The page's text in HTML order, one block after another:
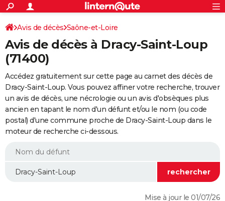
ACTUALITÉS
Politique
Société
Faits Divers
Education
Monde
Villes
+
SPORT
Coupe du monde 2026
Football
Tennis
Cyclisme
Rugby
Forum
FINANCE
Retraite
Impôts
Epargne
Immobilier
Risques naturels par ville
Banque
Assurance
Crédit
AUTO
Essais
Réserver un essai
Citadines
Berlines
SUV
Forum auto
+
HIGH-TECH
Mobiles
Meilleur smartphone
Internet
Ordinateurs
Jeux vidéo
Guide high-tech
+BRICOLAGE
Forum
Aménagement intérieur
Extérieur
Cuisine
Salle de bains
Jardinage
Rangement
WEEK-END
Guides de France
Escapades
Patrimoine
Expositions
Musées
Week-end nature
LIFESTYLE
S'inscrire
Connexion
Avis de décès Saône-et-Loire
Avis de décès à Dracy-Saint-Loup
(71400)
Accédez gratuitement sur cette page au carnet des décès de
Dracy-Saint-Loup. Vous pouvez affiner votre recherche, trouver
un avis de décès, une nécrologie ou un avis d'obsèques plus
ancien en tapant le nom d'un défunt et/ou le nom (ou code
postal) d'une commune proche de Dracy-Saint-Loup dans le
moteur de recherche ci-dessous.
Mise à jour le 01/07/26